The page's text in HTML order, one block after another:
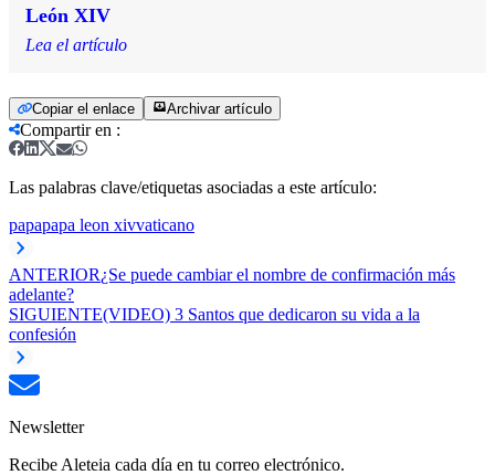
León XIV
Lea el artículo
Copiar el enlace Archivar artículo
Compartir en :
Las palabras clave/etiquetas asociadas a este artículo:
papapapa leon xivvaticano
ANTERIOR¿Se puede cambiar el nombre de confirmación más
adelante?
SIGUIENTE(VIDEO) 3 Santos que dedicaron su vida a la
confesión
Newsletter
Recibe Aleteia cada día en tu correo electrónico.